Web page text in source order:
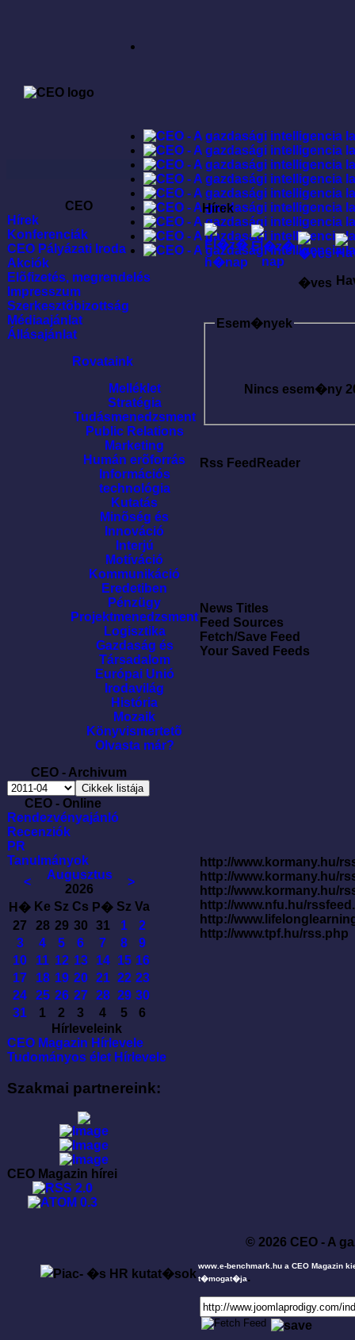
CEO
Hírek
Konferenciák
CEO Pályázati Iroda
Akciók
Elõfizetés, megrendelés
Impresszum
Szerkesztõbizottság
Médiaajánlat
Állásajánlat
Rovataink
Melléklet
Stratégia
Tudásmenedzsment
Public Relations
Marketing
Humán erõforrás
Információs
technológia
Kutatás
Minõség és
Innováció
Interjú
Motíváció
Kommunikáció
Eredetiben
Pénzügy
Projektmenedzsment
Logisztika
Gazdaság és
Társadalom
Európai Unió
Irodavilág
História
Mozaik
Könyvismertetõ
Olvasta már?
CEO - Archivum
CEO - Online
Rendezvényajánló
Recenziók
PR
Tanulmányok
<
Augusztus
2026
>
H� Ke Sz Cs P� Sz Va
27
28 29 30 31 1
2
3
4 5 6 7 8
9
10
11 12 13 14 15 16
17
18 19 20 21 22 23
24
25 26 27 28 29 30
31
1 2 3 4 5
6
Hírleveleink
CEO Magazin Hírlevele
Tudományos élet Hírlevele
Szakmai partnereink:
CEO Magazin hírei
Hírek
�ves
Esem�nyek
Nincs esem�ny
Rss FeedReader
News Titles
Feed Sources
Fetch/Save Feed
Your Saved Feeds
http://www.kormany.hu/
http://www.kormany.hu/
http://www.kormany.hu/
http://www.nfu.hu/
http://
http://www.tpf.hu/rss.php
© 2026 CEO - A
www.e-benchmark.hu a CEO Magazin
t�mogat�ja.